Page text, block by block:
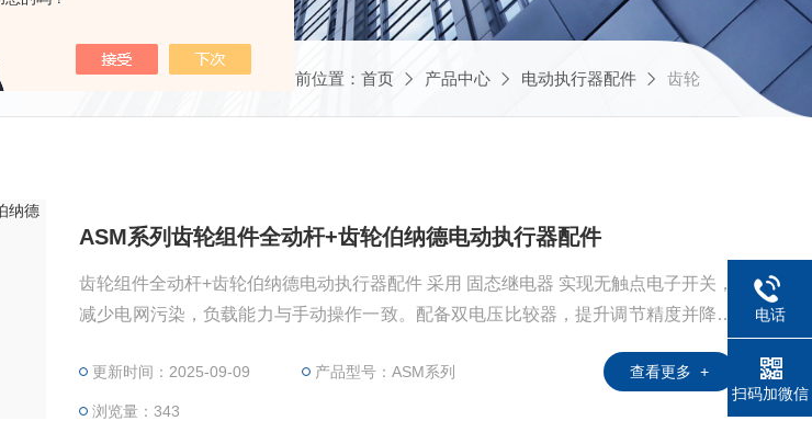
当前位置： 首页 产品中心 电动执行器配件 齿轮
ASM系列齿轮组件全动杆+齿轮伯纳德电动执行器配件
齿轮组件全动杆+齿轮伯纳德电动执行器配件 采用 固态继电器 实现无触点电子开关，
减少电网污染，负载能力与手动操作一致。配备双电压比较器，提升调节精度并降低
死区，优化自动控制系统的响应性能。新型设计将传统三块电路板整合为一块，减轻
重量并提升整体耐振性，便于安装与维护。
更新时间：2025-09-09 产品型号：ASM系列
浏览量：343
查看更多 +
电话
扫码加微信